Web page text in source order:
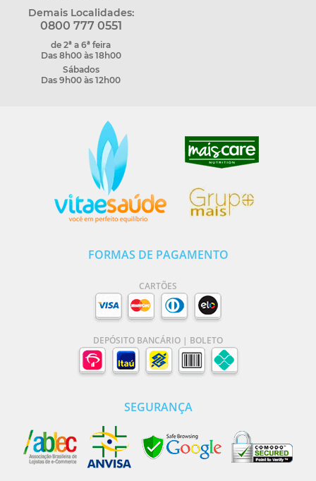
Demais Localidades:
0800 777 0551
de 2ª a 6ª feira
Das 8h00 às 18h00
Sábados
Das 9h00 às 12h00
FORMAS DE PAGAMENTO
CARTÕES
DEPÓSITO BANCÁRIO | BOLETO
SEGURANÇA